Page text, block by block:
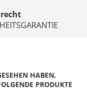
HABEN,
PRODUKTE